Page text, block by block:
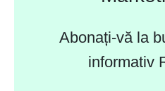
Abonați-vă la
informativ